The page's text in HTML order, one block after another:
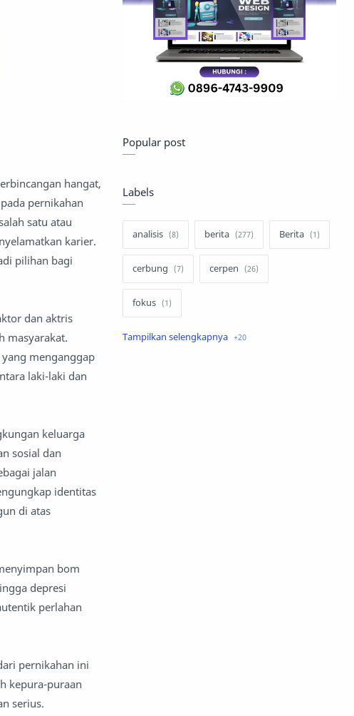
hangat,
pernikahan
satu atau
karier.
pilihan bagi
dan aktris
masyarakat.
menganggap
laki-laki dan
keluarga
sosial dan
jalan
identitas
di atas
bom
depresi
perlahan
pernikahan ini
kepura-puraan
serius.
Popular post
Labels
analisis berita Berita
cerbung cerpen
fokus
hukum internasional